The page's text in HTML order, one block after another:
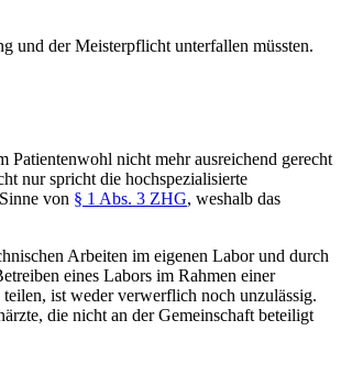
und der Meisterpflicht unterfallen müssten.
Patientenwohl nicht mehr ausreichend gerecht
nur spricht die hochspezialisierte
von § 1 Abs. 3 ZHG, weshalb das
Arbeiten im eigenen Labor und durch
eines Labors im Rahmen einer
ist weder verwerflich noch unzulässig.
die nicht an der Gemeinschaft beteiligt